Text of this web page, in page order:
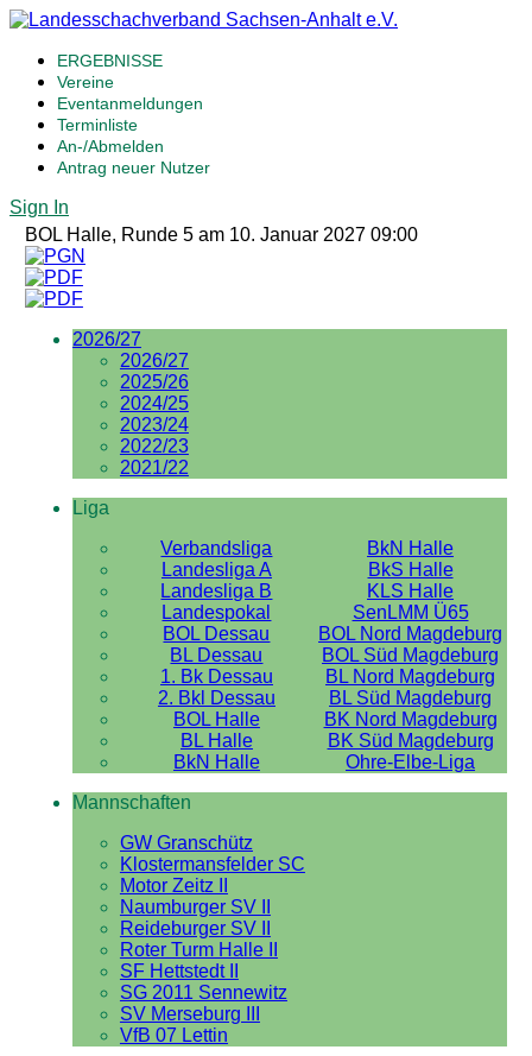
ERGEBNISSE
Vereine
Eventanmeldungen
Terminliste
An-/Abmelden
Antrag neuer Nutzer
Sign In
BOL Halle, Runde 5 am 10. Januar 2027 09:00
2026/27
2026/27
2025/26
2024/25
2023/24
2022/23
2021/22
Liga
Verbandsliga
BkN Halle
Landesliga A
BkS Halle
Landesliga B
KLS Halle
Landespokal
SenLMM Ü65
BOL Dessau
BOL Nord Magdeburg
BL Dessau
BOL Süd Magdeburg
1. Bk Dessau
BL Nord Magdeburg
2. Bkl Dessau
BL Süd Magdeburg
BOL Halle
BK Nord Magdeburg
BL Halle
BK Süd Magdeburg
BkN Halle
Ohre-Elbe-Liga
Mannschaften
GW Granschütz
Klostermansfelder SC
Motor Zeitz II
Naumburger SV II
Reideburger SV II
Roter Turm Halle II
SF Hettstedt II
SG 2011 Sennewitz
SV Merseburg III
VfB 07 Lettin